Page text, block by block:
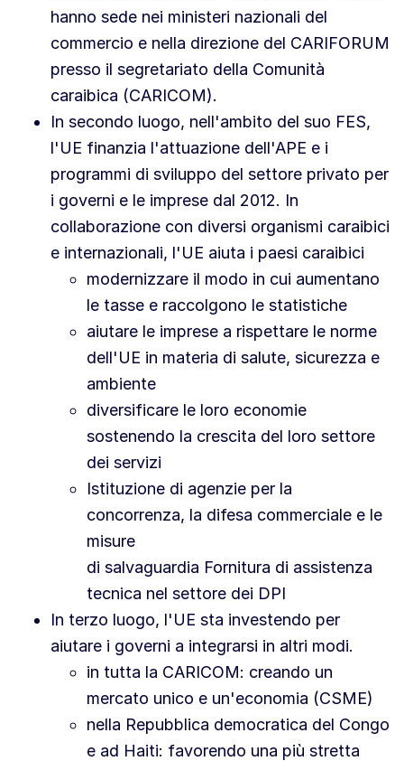
hanno sede nei ministeri nazionali del
commercio e nella direzione del CARIFORUM
presso il segretariato della Comunità
caraibica (CARICOM).
In secondo luogo, nell'ambito del suo FES,
l'UE finanzia l'attuazione dell'APE e i
programmi di sviluppo del settore privato per
i governi e le imprese dal 2012. In
collaborazione con diversi organismi caraibici
e internazionali, l'UE aiuta i paesi caraibici
modernizzare il modo in cui aumentano
le tasse e raccolgono le statistiche
aiutare le imprese a rispettare le norme
dell'UE in materia di salute, sicurezza e
ambiente
diversificare le loro economie
sostenendo la crescita del loro settore
dei servizi
Istituzione di agenzie per la
concorrenza, la difesa commerciale e le
misure
di salvaguardia Fornitura di assistenza
tecnica nel settore dei DPI
In terzo luogo, l'UE sta investendo per
aiutare i governi a integrarsi in altri modi.
in tutta la CARICOM: creando un
mercato unico e un'economia (CSME)
nella Repubblica democratica del Congo
e ad Haiti: favorendo una più stretta